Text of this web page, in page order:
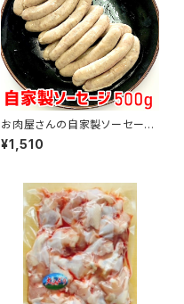
お肉屋さんの自家製ソーセージ
500g
¥1,510